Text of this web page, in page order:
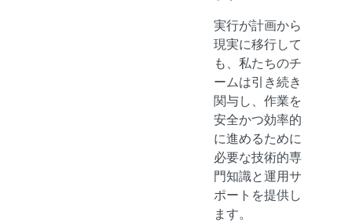
実行が計画から
現実に移行して
も、私たちのチ
ームは引き続き
関与し、作業を
安全かつ効率的
に進めるために
必要な技術的専
門知識と運用サ
ポートを提供し
ます。